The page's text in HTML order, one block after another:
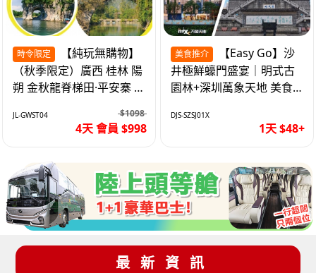
時令限定
（秋季限定）廣西 桂林 陽
朔 金秋龍脊梯田·平安寨 城
4天
JL-GWST04 $1098
4天 會員 $998
美食推介
井極鮮蠔門盛宴｜明式古
園林+深圳萬象天地 美食
DJS-SZSJ01X
1天 $48+
最新資訊